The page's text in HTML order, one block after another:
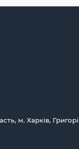
м. Харків,